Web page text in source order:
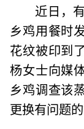
近日，
乡鸡用餐时
花纹被印到
杨女士向媒
乡鸡调查该
更换有问题的